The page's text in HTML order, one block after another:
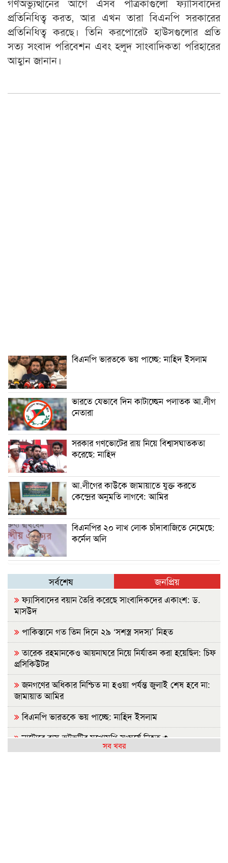
প্রতিনিধিত্ব করত, আর এখন তারা বিএনপি সরকারের
প্রতিনিধিত্ব করছে। তিনি করপোরেট হাউসগুলোর প্রতি
সত্য সংবাদ পরিবেশন এবং হলুদ সাংবাদিকতা পরিহারের
আহ্বান জানান।
বিএনপি ভারতকে ভয় পাচ্ছে: নাহিদ ইসলাম
ভারতে যেভাবে দিন কাটাচ্ছেন পলাতক আ.লীগ
নেতারা
সরকার গণভোটের রায় নিয়ে বিশ্বাসঘাতকতা
করেছে: নাহিদ
আ.লীগের কাউকে জামায়াতে যুক্ত করতে
কেন্দ্রের অনুমতি লাগবে: আমির
বিএনপির ২০ লাখ লোক চাঁদাবাজিতে নেমেছে:
কর্নেল অলি
সর্বশেষ জনপ্রিয়
ফ্যাসিবাদের বয়ান তৈরি করেছে সাংবাদিকদের একাংশ: ড.
মাসউদ
পাকিস্তানে গত তিন দিনে ২৯ ‘সশস্ত্র সদস্য’ নিহত
তারেক রহমানকেও আয়নাঘরে নিয়ে নির্যাতন করা হয়েছিল: চিফ
প্রসিকিউটর
জনগণের অধিকার নিশ্চিত না হওয়া পর্যন্ত জুলাই শেষ হবে না:
জামায়াত আমির
বিএনপি ভারতকে ভয় পাচ্ছে: নাহিদ ইসলাম
নাটোরে বাস-ভুটভুটির মুখোমুখি সংঘর্ষে নিহত ৩
সব খবর